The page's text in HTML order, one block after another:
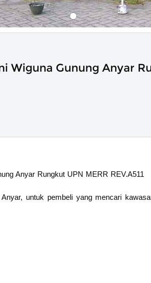
Wiguna Gunung Anyar
Anyar Rungkut UPN MERR REV.A511
untuk pembeli yang mencari